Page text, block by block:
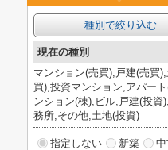
種別で絞り込む
現在の種別
マンション(売買),戸建(売買
買),投資マンション,アパー
ンション(棟),ビル,戸建(投資
務所,その他,土地(投資)
指定しない 新築